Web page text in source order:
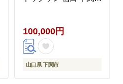
る
100,000円
山口県 下関市